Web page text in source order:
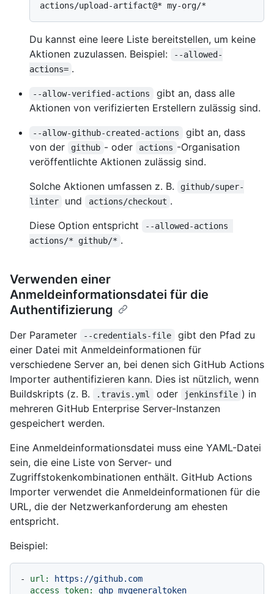
Du kannst eine leere Liste bereitstellen, um keine
Aktionen zuzulassen. Beispiel:
--allowed-
actions= .
--allow-verified-actions
gibt an, dass alle
Aktionen von verifizierten Erstellern zulässig sind.
--allow-github-created-actions
gibt an, dass
von der
github - oder actions -Organisation
veröffentlichte Aktionen zulässig sind.
Solche Aktionen umfassen z. B.
github/super-
linter
und actions/checkout .
Diese Option entspricht
--allowed-actions
actions/* github/* .
Verwenden einer
Anmeldeinformationsdatei für die
Authentifizierung
Der Parameter --credentials-file
gibt den Pfad zu
einer Datei mit Anmeldeinformationen für
verschiedene Server an, bei denen sich GitHub Actions
Importer authentifizieren kann. Dies ist nützlich, wenn
Buildskripts (z. B.
.travis.yml oder jenkinsfile ) in
mehreren GitHub Enterprise Server-Instanzen
gespeichert werden.
Eine Anmeldeinformationsdatei muss eine YAML-Datei
sein, die eine Liste von Server- und
Zugriffstokenkombinationen enthält. GitHub Actions
Importer verwendet die Anmeldeinformationen für die
URL, die der Netzwerkanforderung am ehesten
entspricht.
Beispiel:
- url:
https://github.com
access_token:
ghp_mygeneraltoken